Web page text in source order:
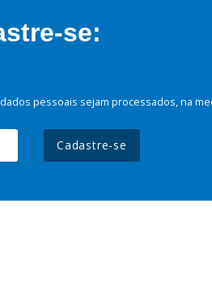
se:
pessoais sejam processados, na
Cadastre-se